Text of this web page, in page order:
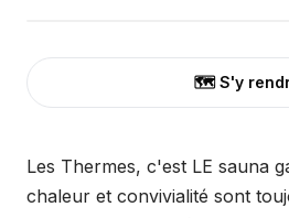
🗺️ S'y
Les Thermes, c'est LE sauna
chaleur et convivialité sont